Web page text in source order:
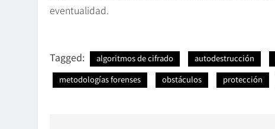
eventualidad.
Tagged: algoritmos de cifrado autodestrucción
metodologías forenses
obstáculos protección